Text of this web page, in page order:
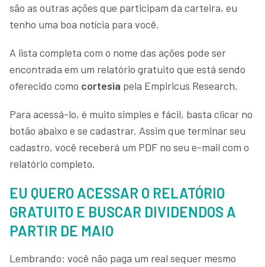
são as outras ações que participam da carteira, eu
tenho uma boa notícia para você.
A lista completa com o nome das ações pode ser
encontrada em um relatório gratuito que está sendo
oferecido como cortesia pela Empiricus Research.
Para acessá-lo, é muito simples e fácil, basta clicar no
botão abaixo e se cadastrar. Assim que terminar seu
cadastro, você receberá um PDF no seu e-mail com o
relatório completo.
EU QUERO ACESSAR O RELATÓRIO
GRATUITO E BUSCAR DIVIDENDOS A
PARTIR DE MAIO
Lembrando: você não paga um real sequer mesmo